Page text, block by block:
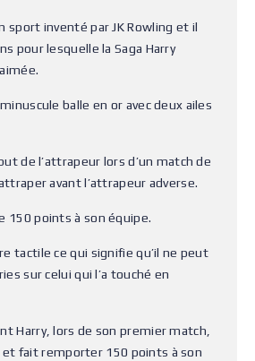
sport inventé par JK Rowling et il
pour lesquelle la Saga Harry
balle en or avec deux ailes
de l’attrapeur lors d’un match de
avant l’attrapeur adverse.
150 points à son équipe.
tactile ce qui signifie qu’il ne peut
sur celui qui l’a touché en
Harry, lors de son premier match,
et fait remporter 150 points à son